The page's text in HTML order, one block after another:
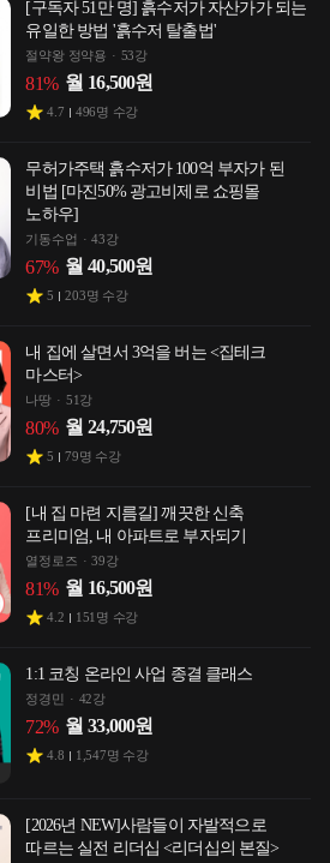
[구독자 51만 명] 흙수저가 자산가가 되는
유일한 방법 '흙수저 탈출법'
절약왕 정약용 53강
81% 월 16,500원
4.7 496명 수강
무허가주택 흙수저가 100억 부자가 된
비법 [마진50% 광고비제로 쇼핑몰
노하우]
기동수업 43강
67% 월 40,500원
5 203명 수강
내 집에 살면서 3억을 버는 <집테크
마스터>
나땅 51강
80% 월 24,750원
5 79명 수강
[내 집 마련 지름길] 깨끗한 신축
프리미엄, 내 아파트로 부자되기
열정로즈 39강
81% 월 16,500원
4.2 151명 수강
1:1 코칭 온라인 사업 종결 클래스
정경민 42강
72% 월 33,000원
4.8 1,547명 수강
[2026년 NEW]사람들이 자발적으로
따르는 실전 리더십 <리더십의 본질>